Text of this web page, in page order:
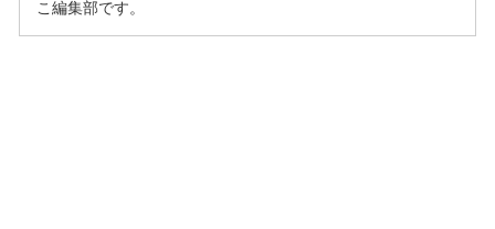
こ編集部です。